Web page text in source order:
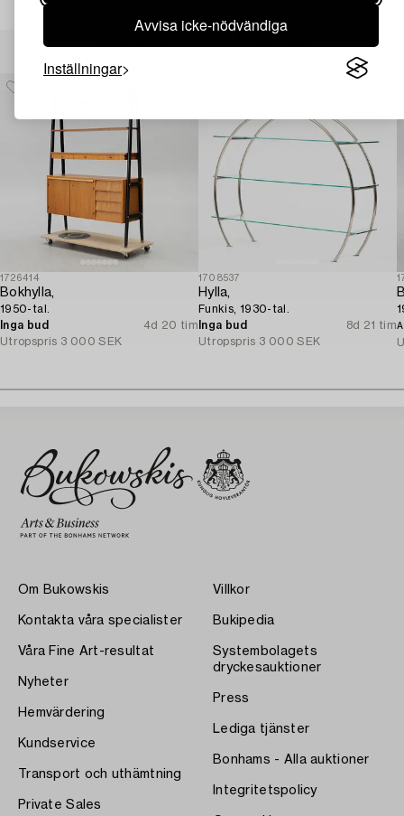
Avvisa icke-nödvändiga
Inställningar
1726414
Bokhylla,
1950-tal.
Inga bud
4d 20 tim
Utropspris 3 000 SEK
1708537
Hylla,
Funkis, 1930-tal.
Inga bud
8d 21 tim
Utropspris 3 000 SEK
Om Bukowskis
Kontakta våra specialister
Våra Fine Art-resultat
Nyheter
Hemvärdering
Kundservice
Transport och uthämtning
Private Sales
Villkor
Bukipedia
Systembolagets
dryckesauktioner
Press
Lediga tjänster
Bonhams - Alla auktioner
Integritetspolicy